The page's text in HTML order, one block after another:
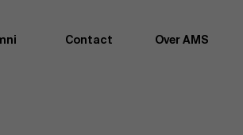
Contact Over AMS